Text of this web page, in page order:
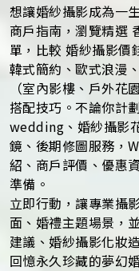
想讓婚紗攝影成為一
商戶指南，瀏覽精選
單，比較 婚紗攝影價
韓式簡約、歐式浪漫
（室內影樓、戶外
搭配技巧。不論你計
wedding、婚紗攝影
鏡、後期修圖服務，
紹、商戶評價、優惠
準備。
立即行動，讓專業攝
面、婚禮主題場景，
建議、婚紗攝影化妝
回憶永久珍藏的夢幻